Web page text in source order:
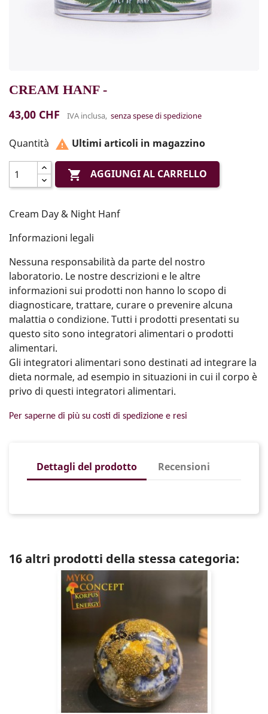
CREAM HANF -
43,00 CHF IVA inclusa, senza spese di spedizione
Quantità  Ultimi articoli in magazzino
 AGGIUNGI AL CARRELLO
Cream Day & Night Hanf
Informazioni legali
Nessuna responsabilità da parte del nostro
laboratorio. Le nostre descrizioni e le altre
informazioni sui prodotti non hanno lo scopo di
diagnosticare, trattare, curare o prevenire alcuna
malattia o condizione. Tutti i prodotti presentati su
questo sito sono integratori alimentari o prodotti
alimentari.
Gli integratori alimentari sono destinati ad integrare la
dieta normale, ad esempio in situazioni in cui il corpo è
privo di questi integratori alimentari.
Per saperne di più su costi di spedizione e resi
Dettagli del prodotto Recensioni
16 altri prodotti della stessa categoria: